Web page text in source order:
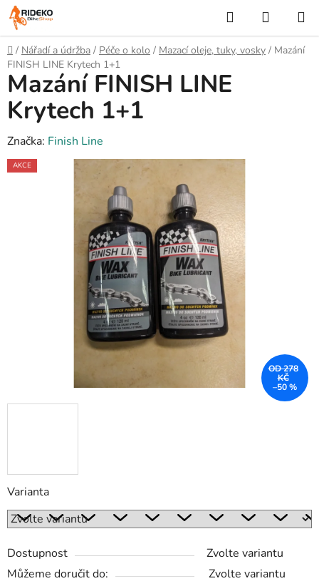
Přejít
na
obsah
Hledat
KOŠÍK
Domů
/ Nářadí a údržba / Péče o kolo / Mazací oleje, tuky, vosky / Mazání
FINISH LINE Krytech 1+1
Varianta
Dostupnost
Zvolte variantu
Můžeme doručit do:
Zvolte variantu
Mazání FINISH LINE
Krytech 1+1
Značka: Finish Line
AKCE
OD 278
KČ
–50 %